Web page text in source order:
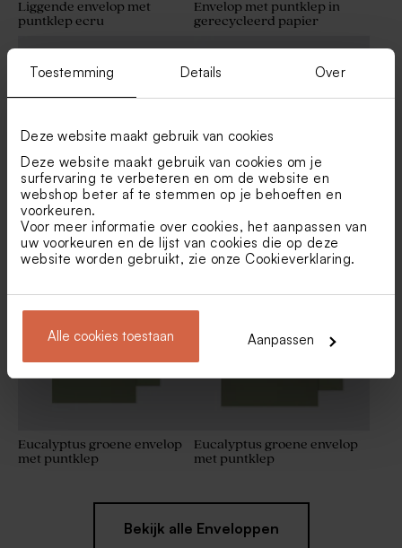
Toestemming Details Over
Deze website maakt gebruik van cookies
Deze website maakt gebruik van cookies om je
surfervaring te verbeteren en om de website en
webshop beter af te stemmen op je behoeften en
voorkeuren.
Voor meer informatie over cookies, het aanpassen van
uw voorkeuren en de lijst van cookies die op deze
website worden gebruikt, zie onze Cookieverklaring.
Alle cookies toestaan Aanpassen
Liggende envelop met
puntklep ecru
Envelop met puntklep in
gerecycleerd papier
Luxe envelop met losse
voering bloemblaadjes
Witte envelop liggend
Eucalyptus groene envelop
met puntklep
Eucalyptus groene envelop
met puntklep
Bekijk alle Enveloppen